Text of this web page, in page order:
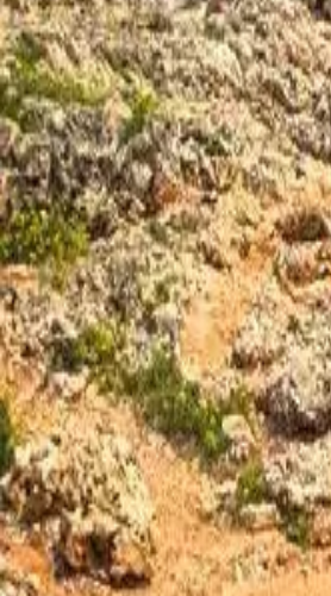
Menorca Explorer
Agenda
Minorca
L'IsolaInformazioni utiliSpiaggePaesi
Guida
Mangiare & BereServiziAttivitàAcquisti
Tips
Italiano
Agenda
Minorca
Guida
Tips
Italiano
Son Xoriguer
...
Menorca Explorer
Playas
Spiagge del sud
Son Xoriguer